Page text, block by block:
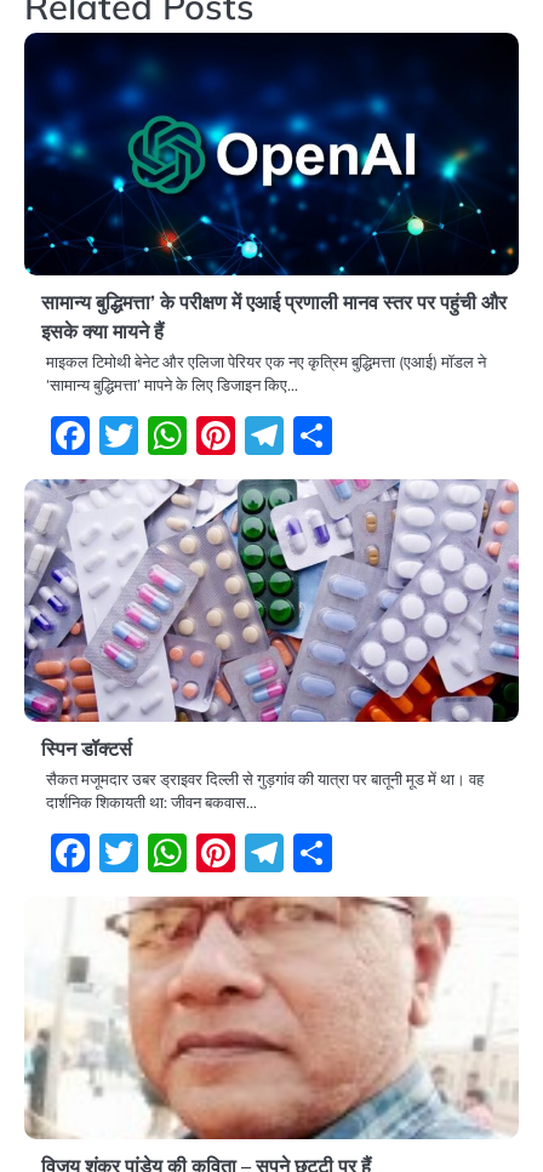
सामान्य बुद्धिमत्ता’ के परीक्षण में एआई प्रणाली मानव स्तर पर पहुंची और
इसके क्या मायने हैं
माइकल टिमोथी बेनेट और एलिजा पेरियर एक नए कृत्रिम बुद्धिमत्ता (एआई) मॉडल ने
‘सामान्य बुद्धिमत्ता’ मापने के लिए डिजाइन किए…
Facebook
Twitter
WhatsApp
Pinterest
Telegram
स्पिन डॉक्टर्स
सैकत मजूमदार उबर ड्राइवर दिल्ली से गुड़गांव की यात्रा पर बातूनी मूड में था। वह
दार्शनिक शिकायती था: जीवन बकवास…
Facebook
Twitter
WhatsApp
Pinterest
Telegram
विजय शंकर पांडेय की कविता – सपने छुट्टी पर हैं